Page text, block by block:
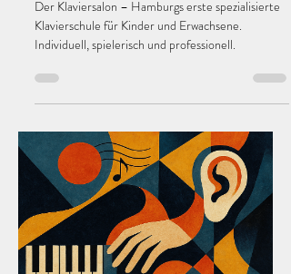
Der Klaviersalon – Hamburgs erste spezialisierte
Klavierschule für Kinder und Erwachsene.
Individuell, spielerisch und professionell.